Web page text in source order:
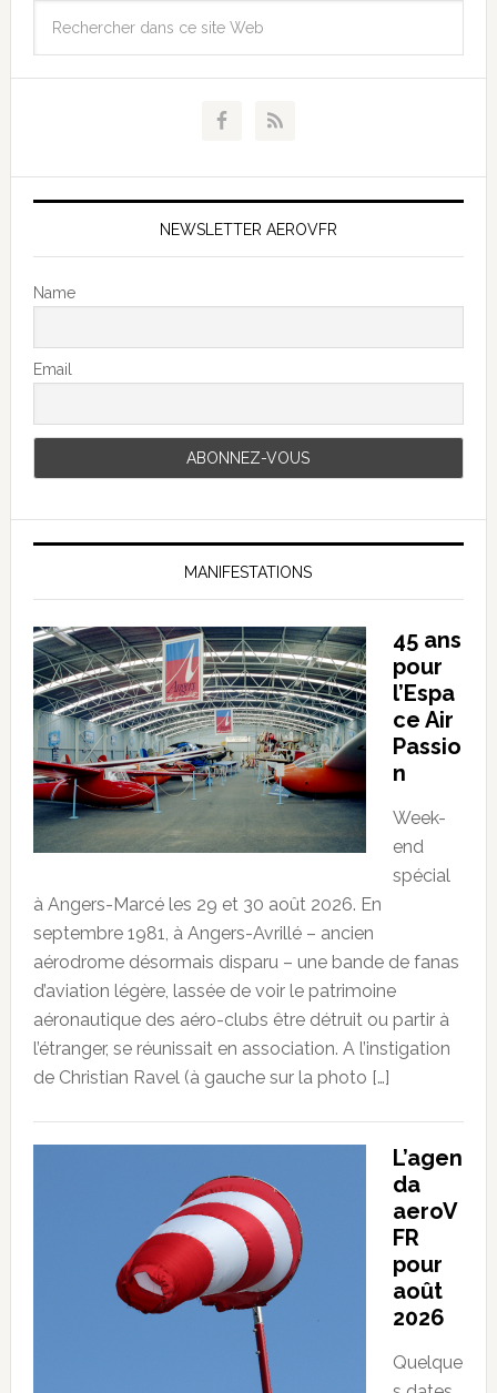
NEWSLETTER AEROVFR
Name
Email
MANIFESTATIONS
45 ans
pour
l’Espa
ce Air
Passio
n
Week-
end
spécial
à Angers-Marcé les 29 et 30 août 2026. En
septembre 1981, à Angers-Avrillé – ancien
aérodrome désormais disparu – une bande de fanas
d’aviation légère, lassée de voir le patrimoine
aéronautique des aéro-clubs être détruit ou partir à
l’étranger, se réunissait en association. A l’instigation
de Christian Ravel (à gauche sur la photo […]
L’agen
da
aeroV
FR
pour
août
2026
Quelque